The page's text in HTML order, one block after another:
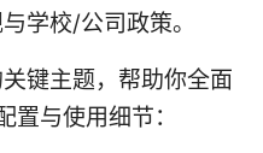
学校/公司政策。
键主题，帮助你全面
置与使用细节：